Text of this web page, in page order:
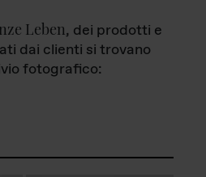
Leben, dei prodotti e
dai clienti si trovano
fotografico: